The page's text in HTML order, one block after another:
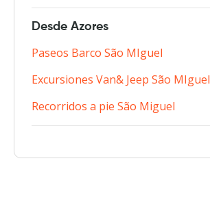
Desde Azores
Paseos Barco São MIguel
Excursiones Van& Jeep São MIguel
Recorridos a pie São Miguel